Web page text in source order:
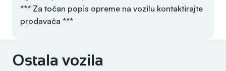
*** Za točan popis opreme na vozilu kontaktirajte
prodavača ***
Godina
Ostala vozila